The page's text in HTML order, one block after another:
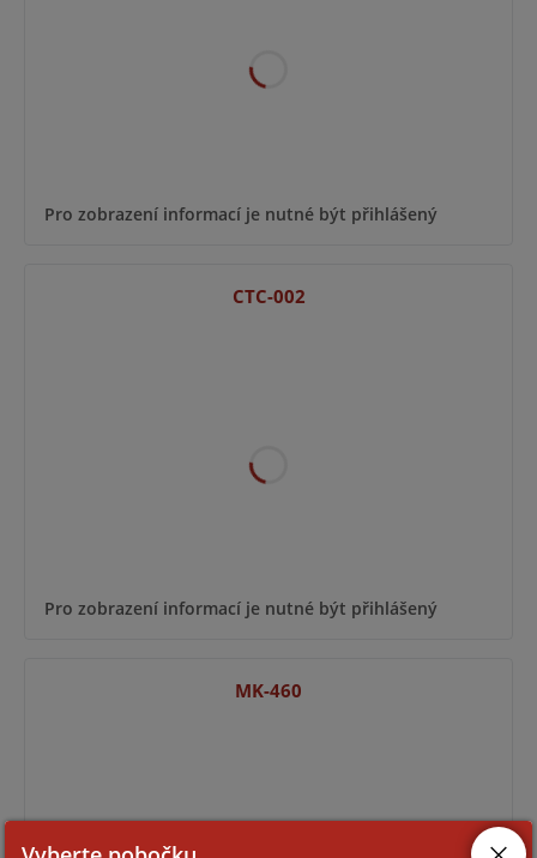
Pro zobrazení informací je nutné být přihlášený
CTC-002
Pro zobrazení informací je nutné být přihlášený
MK-460